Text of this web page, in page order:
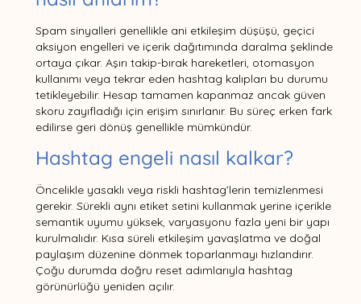
Spam sinyalleri genellikle ani etkileşim düşüşü, geçici
aksiyon engelleri ve içerik dağıtımında daralma şeklinde
ortaya çıkar. Aşırı takip-bırak hareketleri, otomasyon
kullanımı veya tekrar eden hashtag kalıpları bu durumu
tetikleyebilir. Hesap tamamen kapanmaz ancak güven
skoru zayıfladığı için erişim sınırlanır. Bu süreç erken fark
edilirse geri dönüş genellikle mümkündür.
Hashtag engeli nasıl kalkar?
Öncelikle yasaklı veya riskli hashtag’lerin temizlenmesi
gerekir. Sürekli aynı etiket setini kullanmak yerine içerikle
semantik uyumu yüksek, varyasyonu fazla yeni bir yapı
kurulmalıdır. Kısa süreli etkileşim yavaşlatma ve doğal
paylaşım düzenine dönmek toparlanmayı hızlandırır.
Çoğu durumda doğru reset adımlarıyla hashtag
görünürlüğü yeniden açılır.